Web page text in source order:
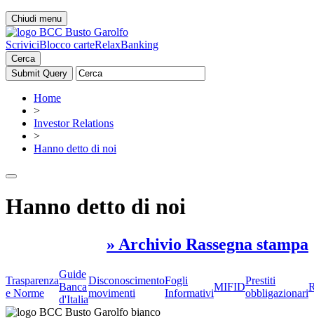
Chiudi menu
ScriviciBlocco carteRelaxBanking
Cerca
Home
>
Investor Relations
>
Hanno detto di noi
Hanno detto di noi
» Archivio Rassegna stampa
Trasparenza
e Norme
Guide
Banca
d'Italia
Disconoscimento
movimenti
Fogli
Informativi
MIFID
Prestiti
obbligazionari